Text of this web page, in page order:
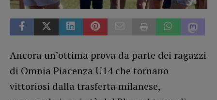
Ancora un’ottima prova da parte dei ragazzi
di Omnia Piacenza U14 che tornano
vittoriosi dalla trasferta milanese,